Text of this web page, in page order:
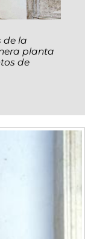
de la
planta
de